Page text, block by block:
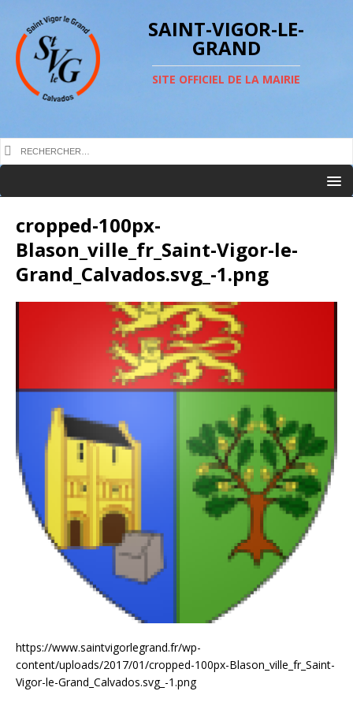
SAINT-VIGOR-LE-
GRAND
SITE OFFICIEL DE LA MAIRIE
cropped-100px-
Blason_ville_fr_Saint-Vigor-le-
Grand_Calvados.svg_-1.png
https://www.saintvigorlegrand.fr/wp-
content/uploads/2017/01/cropped-100px-Blason_ville_fr_Saint-
Vigor-le-Grand_Calvados.svg_-1.png